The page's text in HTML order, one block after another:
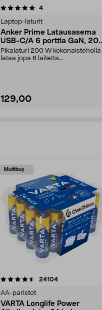
4arvostelut
Laptop-laturit
Anker Prime Latausasema
USB-C/A 6 porttia GaN,
W
Pikalaturi 200 W kokonaisteholla
lataa jopa 6 laitetta
129,00
4.5 viidestä
Multibuy
24104arvostelut
AA-paristot
VARTA Longlife Power
4.5viidestä